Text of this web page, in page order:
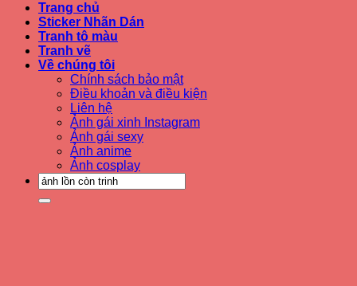
Trang chủ
Sticker Nhãn Dán
Tranh tô màu
Tranh vẽ
Về chúng tôi
Chính sách bảo mật
Điều khoản và điều kiện
Liên hệ
Ảnh gái xinh Instagram
Ảnh gái sexy
Ảnh anime
Ảnh cosplay